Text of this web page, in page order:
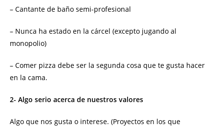
– Cantante de baño semi-profesional
– Nunca ha estado en la cárcel (excepto jugando al
monopolio)
– Comer pizza debe ser la segunda cosa que te gusta hacer
en la cama.
2- Algo serio acerca de nuestros valores
Algo que nos gusta o interese. (Proyectos en los que